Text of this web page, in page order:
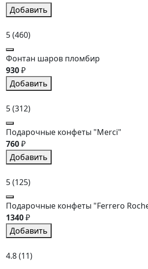
Добавить
5(460)
Фонтан шаров пломбир
930₽
Добавить
5(312)
Подарочные конфеты "Merci"
760₽
Добавить
5(125)
Подарочные конфеты "Ferrero
1340₽
Добавить
4.8(11)